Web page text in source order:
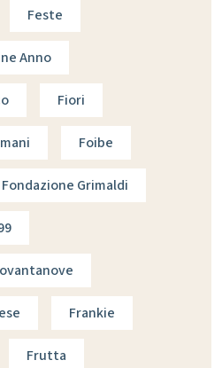
Feste
Anno
Fiori
Foibe
Fondazione Grimaldi
Frankie
Frutta